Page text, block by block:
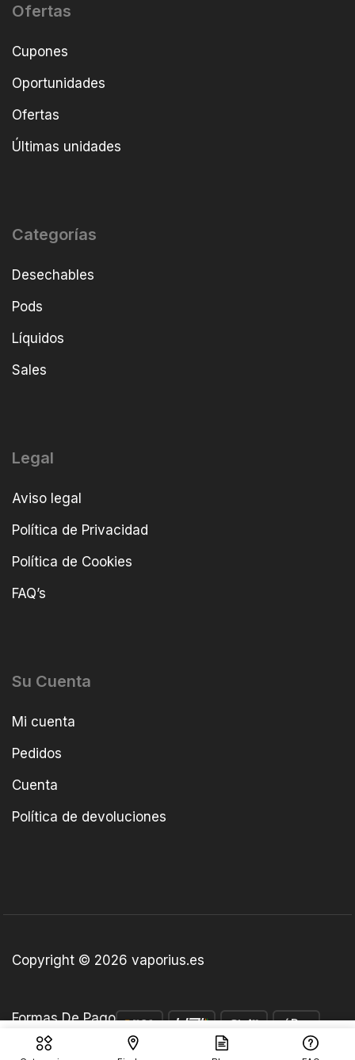
€
€ 4.50 Añadir Al Carrito
Ofertas
Cupones
Oportunidades
Ofertas
Últimas unidades
Categorías
Desechables
Pods
Líquidos
Sales
Legal
Aviso legal
Política de Privacidad
Política de Cookies
FAQ’s
Su Cuenta
Mi cuenta
Pedidos
Cuenta
Política de devoluciones
Copyright © 2026 vaporius.es
Formas De Pago